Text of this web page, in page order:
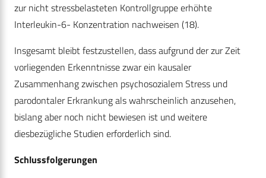
zur nicht stressbelasteten Kontrollgruppe erhöhte
Interleukin-6- Konzentration nachweisen (18).
Insgesamt bleibt festzustellen, dass aufgrund der zur Zeit
vorliegenden Erkenntnisse zwar ein kausaler
Zusammenhang zwischen psychosozialem Stress und
parodontaler Erkrankung als wahrscheinlich anzusehen,
bislang aber noch nicht bewiesen ist und weitere
diesbezügliche Studien erforderlich sind.
Schlussfolgerungen